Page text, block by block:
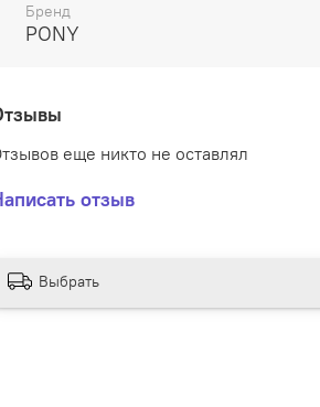
Бренд
PONY
еще никто не оставлял
отзыв
Выбрать